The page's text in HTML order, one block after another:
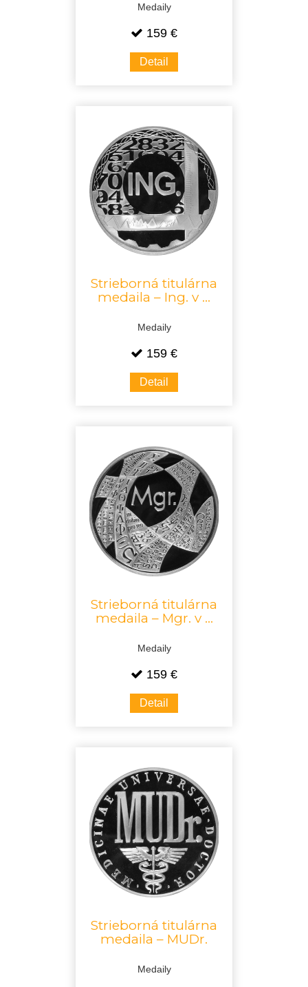
Medaily
159 €
Detail
Strieborná titulárna
medaila – Ing. v ...
Medaily
159 €
Detail
Strieborná titulárna
medaila – Mgr. v ...
Medaily
159 €
Detail
Strieborná titulárna
medaila – MUDr.
Medaily